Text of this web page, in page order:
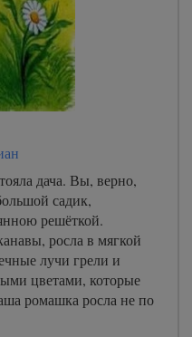
дача. Вы, верно,
садик,
решёткой.
росла в мягкой
лучи грели и
цветами, которые
ромашка росла не по